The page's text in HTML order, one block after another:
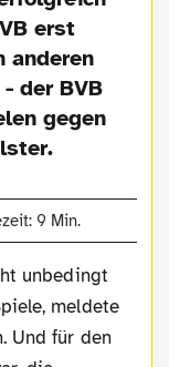
erst
anderen
der BVB
gegen
9 Min.
unbedingt
meldete
Und für den